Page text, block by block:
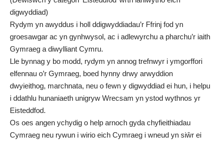
digwyddiad)
Rydym yn awyddus i holl ddigwyddiadau’r Ffrinj fod yn
groesawgar ac yn gynhwysol, ac i adlewyrchu a pharchu’r iaith
Gymraeg a diwylliant Cymru.
Lle bynnag y bo modd, rydym yn annog trefnwyr i ymgorffori
elfennau o’r Gymraeg, boed hynny drwy arwyddion
dwyieithog, marchnata, neu o fewn y digwyddiad ei hun, i helpu
i ddathlu hunaniaeth unigryw Wrecsam yn ystod wythnos yr
Eisteddfod.
Os oes angen ychydig o help arnoch gyda chyfieithiadau
Cymraeg neu rywun i wirio eich Cymraeg i wneud yn siŵr ei